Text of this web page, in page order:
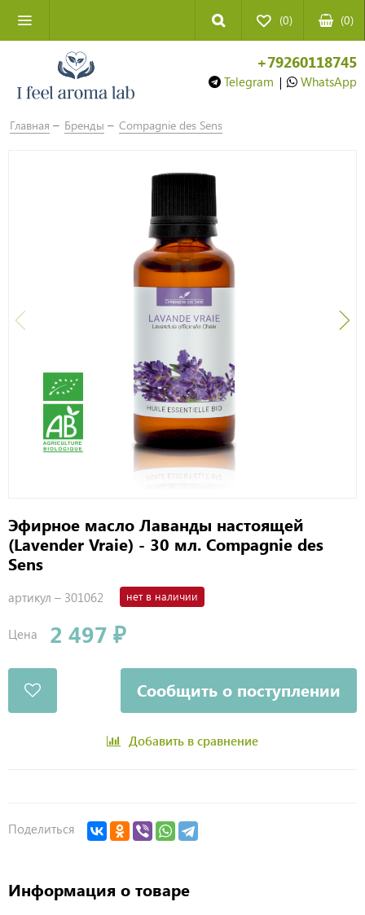
(0) (0)
+79260118745
Telegram | WhatsApp
Главная Бренды Compagnie des Sens
Эфирное масло Лаванды настоящей
(Lavender Vraie) - 30 мл. Compagnie des
Sens
артикул – 301062 нет в наличии
Цена 2 497 ₽
Сообщить о поступлении
Добавить в сравнение
Поделиться
Информация о товаре